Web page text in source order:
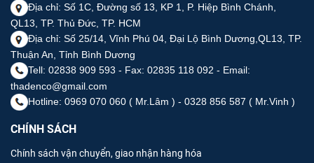
Địa chỉ: Số 1C, Đường số 13, KP 1, P. Hiệp Bình Chánh,
QL13, TP. Thủ Đức, TP. HCM
Địa chỉ: Số 25/14, Vĩnh Phú 04, Đại Lộ Bình Dương,QL13, TP.
Thuận An, Tỉnh Bình Dương
Tell: 02838 909 593 - Fax: 02835 118 092 - Email:
thadenco@gmail.com
Hotline: 0969 070 060 ( Mr.Lâm ) - 0328 856 587 ( Mr.Vinh )
CHÍNH SÁCH
Chính sách vận chuyển, giao nhận hàng hóa